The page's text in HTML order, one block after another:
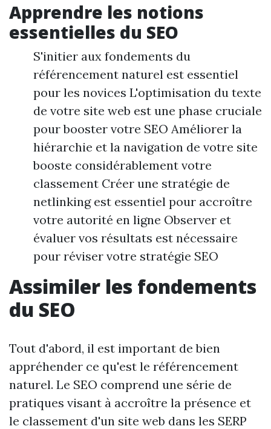
Apprendre les notions
essentielles du SEO
S'initier aux fondements du
référencement naturel est essentiel
pour les novices L'optimisation du texte
de votre site web est une phase cruciale
pour booster votre SEO Améliorer la
hiérarchie et la navigation de votre site
booste considérablement votre
classement Créer une stratégie de
netlinking est essentiel pour accroître
votre autorité en ligne Observer et
évaluer vos résultats est nécessaire
pour réviser votre stratégie SEO
Assimiler les fondements
du SEO
Tout d'abord, il est important de bien
appréhender ce qu'est le référencement
naturel. Le SEO comprend une série de
pratiques visant à accroître la présence et
le classement d'un site web dans les SERP